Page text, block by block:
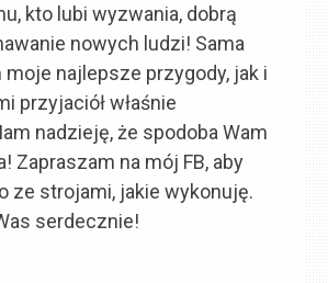
kto lubi wyzwania, dobrą
nowych ludzi! Sama
najlepsze przygody, jak i
przyjaciół właśnie
nadzieję, że spodoba Wam
Zapraszam na mój FB, aby
ze strojami, jakie wykonuję.
serdecznie!